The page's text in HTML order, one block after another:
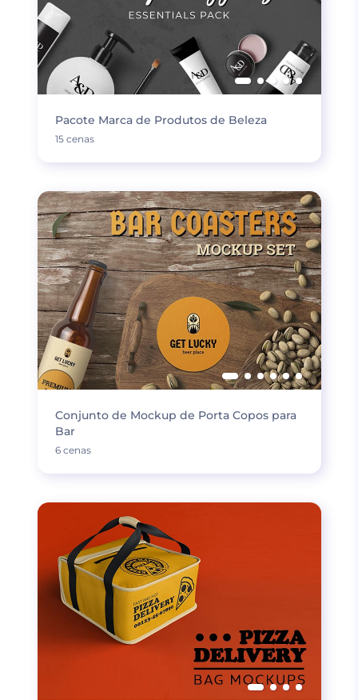
Pacote Marca de Produtos de Beleza
15 cenas
Conjunto de Mockup de Porta Copos para
Bar
6 cenas